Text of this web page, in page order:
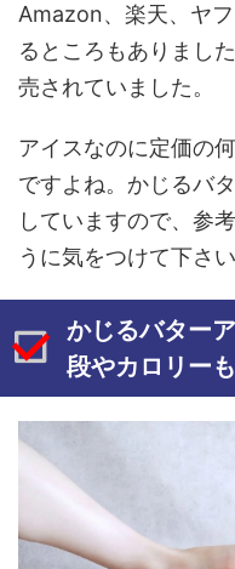
Amazon、楽天、ヤ
るところもありまし
売されていました。
アイスなのに定価の
ですよね。かじるバ
していますので、参
うに気をつけて下さい
かじるバター
段やカロリー